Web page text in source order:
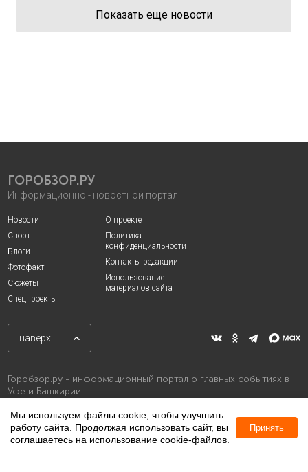
Показать еще новости
ГОРОБЗОР.РУ
Информационно - новостной портал
Новости
Спорт
Блоги
Фотофакт
Сюжеты
Спецпроекты
О проекте
Политика
конфиденциальности
Контакты редакции
Использование
материалов сайта
наверх
Горобзор.ру - информационный портал о главных событиях в
Уфе и Башкирии
Мы используем файлы cookie, чтобы улучшить
работу сайта. Продолжая использовать сайт, вы
соглашаетесь на использование cookie-файлов.
Принять